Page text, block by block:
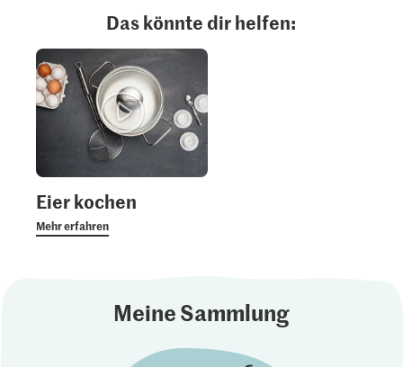
Das könnte dir helfen:
Eier kochen
Mehr erfahren
Meine Sammlung